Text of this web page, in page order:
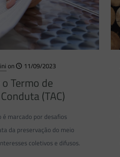
on 11/09/2023
Termo de
(TAC)
marcado por desafios
da preservação do meio
coletivos e difusos.